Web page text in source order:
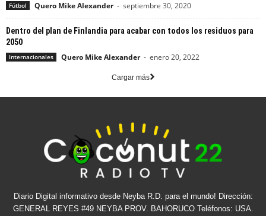
Fútbol Quero Mike Alexander - septiembre 30, 2020
Dentro del plan de Finlandia para acabar con todos los residuos para
2050
Internacionales Quero Mike Alexander - enero 20, 2022
Cargar más
Diario Digital informativo desde Neyba R.D. para el mundo! Dirección:
GENERAL REYES #49 NEYBA PROV. BAHORUCO Teléfonos: USA.